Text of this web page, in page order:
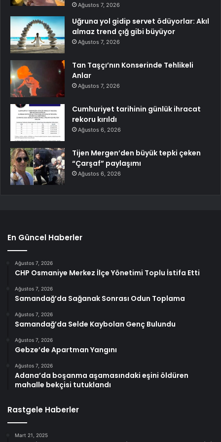
Ağustos 7, 2026
Uğruna yol gidip servet ödüyorlar: Akıl
almaz trend çığ gibi büyüyor
Ağustos 7, 2026
Tan Taşçı’nın Konserinde Tehlikeli
Anlar
Ağustos 7, 2026
Cumhuriyet tarihinin günlük ihracat
rekoru kırıldı
Ağustos 6, 2026
Tijen Mergen’den büyük tepki çeken
“Çarşaf” paylaşımı
Ağustos 6, 2026
En Güncel Haberler
Ağustos 7, 2026
CHP Osmaniye Merkez İlçe Yönetimi Toplu İstifa Etti
Ağustos 7, 2026
Samandağ’da Sağanak Sonrası Odun Toplama
Ağustos 7, 2026
Samandağ’da Selde Kaybolan Genç Bulundu
Ağustos 7, 2026
Gebze’de Apartman Yangını
Ağustos 7, 2026
Adana’da boşanma aşamasındaki eşini öldüren
mahalle bekçisi tutuklandı
Rastgele Haberler
Mart 21, 2025